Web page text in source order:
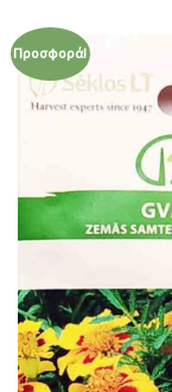
Προσφορά!